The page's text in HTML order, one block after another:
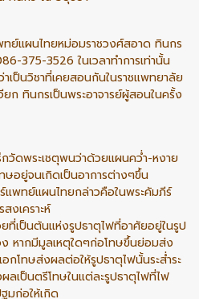
ทย์แผนไทยหม่อมราชวงศ์สอาด ทินกร
375-3526 ในเวลาทำการเท่านั้น
เป็นวิชาที่เคยสอนกันในราชแพทยาลัย
ยก ทินกรเป็นพระอาจารย์ผู้สอนในครั้ง
วัดพระเชตุพนว่าด้วยแผนคว่ำ-หงาย
อยู่จนเกิดเป็นอาการต่างๆขึ้น
พทย์แผนไทยกล่าวคือในพระคัมภีร์
งเคราะห์
เป็นต้นแห่งรูปธาตุไฟที่อาศัยอยู่ในรูป
หากมีมูลเหตุใดๆก่อโทษขึ้นย่อมส่ง
กโทษส่งผลต่อให้รูปธาตุไฟนั้นระส่ำระ
ลเป็นตรีโทษในแต่ละรูปธาตุไฟที่ไฟ
มก่อให้เกิด